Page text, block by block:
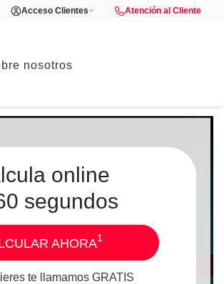
Acceso Clientes Atención al Cliente
nosotros
online
segundos
AHORA1
te llamamos GRATIS